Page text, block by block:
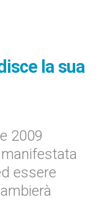
la sua
2009
essere